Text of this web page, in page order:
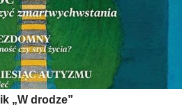
„W drodze”